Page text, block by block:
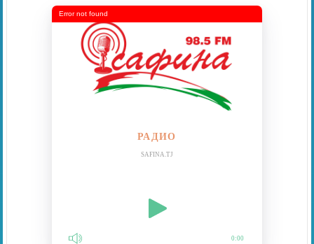
РАДИО
SAFINA.TJ
0:00
Error not found